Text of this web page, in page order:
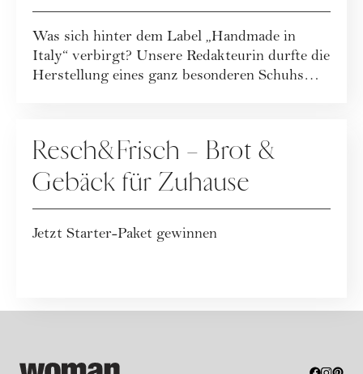
Louis Vuitton
Was sich hinter dem Label „Handmade in
Italy“ verbirgt? Unsere Redakteurin durfte die
Herstellung eines ganz besonderen Schuhs
Resch&Frisch – Brot &
Gebäck für Zuhause
Jetzt Starter-Paket gewinnen